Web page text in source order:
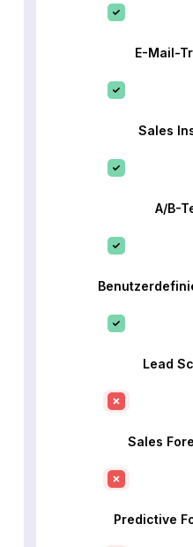
E-Mail-
Sales
A/B-
Lead
Sales
Predictive